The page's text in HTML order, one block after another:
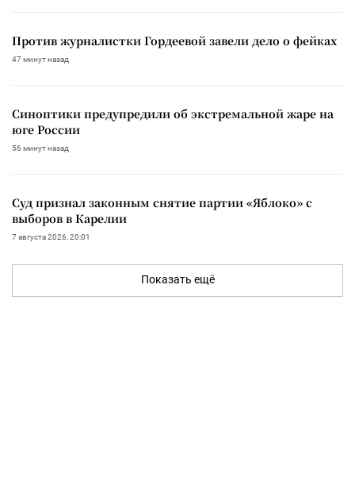
Против журналистки Гордеевой завели дело о фейках
47 минут назад
Синоптики предупредили об экстремальной жаре на
юге России
56 минут назад
Суд признал законным снятие партии «Яблоко» с
выборов в Карелии
7 августа 2026, 20:01
Показать ещё